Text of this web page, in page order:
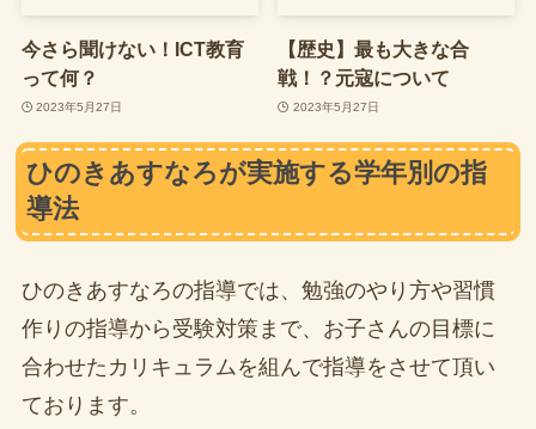
今さら聞けない！ICT教育
って何？
2023年5月27日
【歴史】最も大きな合
戦！？元寇について
2023年5月27日
ひのきあすなろが実施する学年別の指
導法
ひのきあすなろの指導では、勉強のやり方や習慣
作りの指導から受験対策まで、お子さんの目標に
合わせたカリキュラムを組んで指導をさせて頂い
ております。